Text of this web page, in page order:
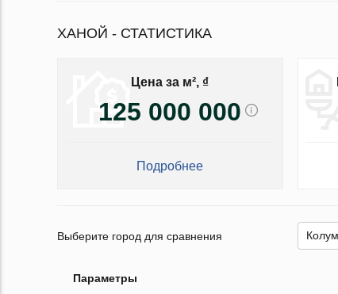
ХАНОЙ - СТАТИСТИКА
Цена за м², ₫
125 000 000
Подробнее
Выберите город для сравнения
Параметры